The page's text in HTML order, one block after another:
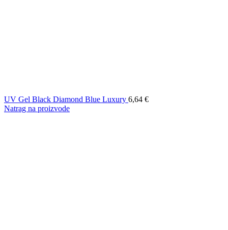
UV Gel Black Diamond Blue Luxury 6,64 €
Natrag na proizvode